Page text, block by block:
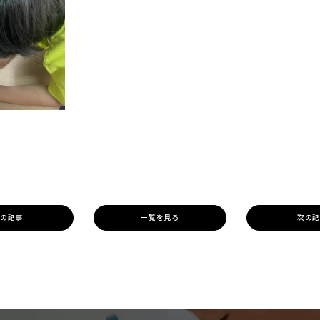
記事 一覧を見る 次の